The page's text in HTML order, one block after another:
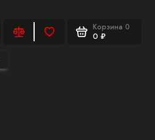
Корзина 0
0 ₽